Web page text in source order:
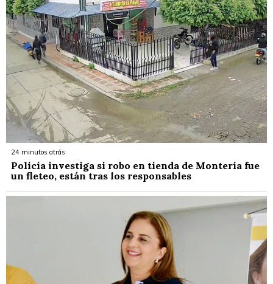
24 minutos atrás
Policía investiga si robo en tienda de Montería fue
un fleteo, están tras los responsables